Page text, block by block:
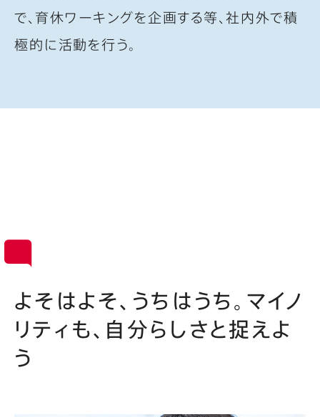
で、育休ワーキングを企画する等、社内外で積
極的に活動を行う。
よそはよそ、うちはうち。マイノ
リティも、自分らしさと捉えよ
う